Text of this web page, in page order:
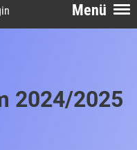
Menü
2024/2025